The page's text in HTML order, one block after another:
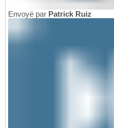
Envoyé par Patrick Ruiz